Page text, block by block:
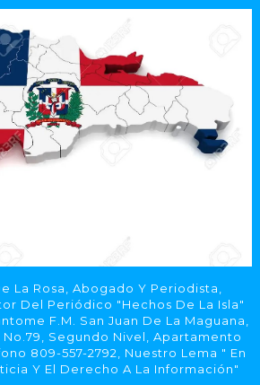
La Rosa, Abogado Y Periodista,
Del Periódico "Hechos De La Isla"
F.M. San Juan De La Maguana,
Segundo Nivel, Apartamento
809-557-2792, Nuestro Lema " En
Y El Derecho A La Información"